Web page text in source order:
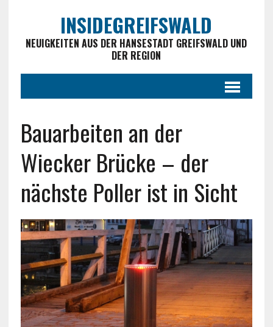
INSIDEGREIFSWALD
NEUIGKEITEN AUS DER HANSESTADT GREIFSWALD UND
DER REGION
Bauarbeiten an der
Wiecker Brücke – der
nächste Poller ist in Sicht